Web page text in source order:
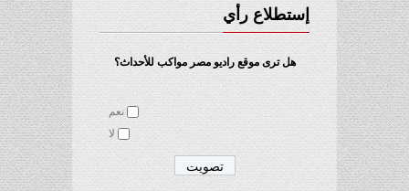
إستطلاع رأي
هل ترى موقع راديو مصر مواكب للأحداث؟
نعم
لا